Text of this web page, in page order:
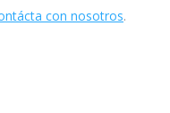
con nosotros.